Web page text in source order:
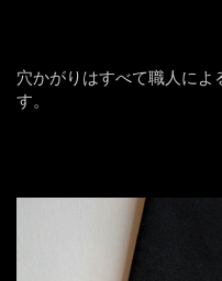
穴かがりはすべて職人によ
す。